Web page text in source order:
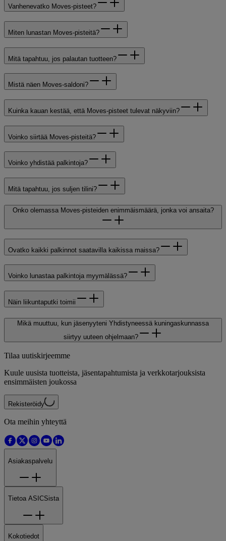
Vanhenevatko Moves-pisteet?
Miten lunastan Moves-pisteitä?
Mitä tapahtuu, jos palautan tuotteen?
Mistä näen Moves-saldoni?
Kuinka kauan kestää, että Moves-pisteet tulevat näkyviin?
Voinko siirtää Moves-pisteitä?
Voinko yhdistää palkintoja?
Mitä tapahtuu, jos suljen tilini?
Onko olemassa Moves-pisteiden enimmäismäärä, jonka voi ansaita?
Ovatko kaikki palkinnot saatavilla kaikissa maissa?
Voinko lunastaa palkintoja myymälässä?
Näin liikuntaputki toimii
Mikä muuttuu, kun jäsenyyteni Yhdistyneessä kuningaskunnassa
siirtyy uuteen ohjelmaan?
Tilaa uutiskirjeemme
Kuule uusista tuotteista, jäsentapahtumista ja verkkotarjouksista
ensimmäisten joukossa
Rekisteröidy
Ota meihin yhteyttä
Asiakaspalvelu
Tietoa ASICSista
Kokotiedot